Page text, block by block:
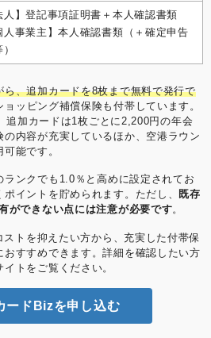
人】登記事項証明書＋本人確認書類
人事業主】本人確認書類（＋確定申告
、追加カードを8枚まで無料で発行で
ッピング補償保険も付帯しています。
追加カードは1枚ごとに2,200円の年会
内容が充実しているほか、空港ラウン
能です。
ンクでも1.0％と高めに設定されてお
イントを貯められます。ただし、
既存
ができない点には注意が必要です。
トを抑えたい方から、充実した付帯保
すすめできます。詳細を確認したい方
トをご覧ください。
ードBizを申し込む